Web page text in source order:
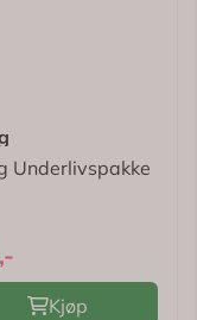
Underlivspakke
Kjøp